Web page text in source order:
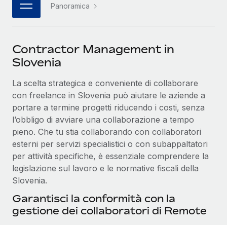
中文（简体）
Panoramica
Contractor Management in
Slovenia
La scelta strategica e conveniente di collaborare
con freelance in Slovenia può aiutare le aziende a
portare a termine progetti riducendo i costi, senza
l’obbligo di avviare una collaborazione a tempo
pieno. Che tu stia collaborando con collaboratori
esterni per servizi specialistici o con subappaltatori
per attività specifiche, è essenziale comprendere la
legislazione sul lavoro e le normative fiscali della
Slovenia.
Garantisci la conformità con la
gestione dei collaboratori di Remote